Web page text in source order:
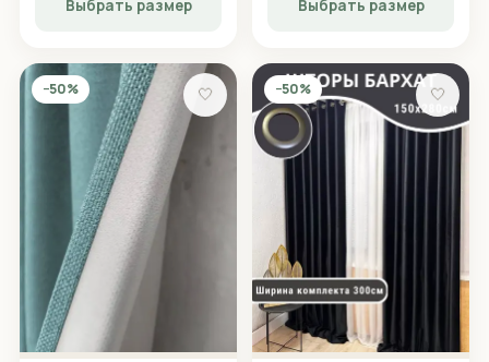
Выбрать размер Выбрать размер
−50% 🤍 −50% 🤍